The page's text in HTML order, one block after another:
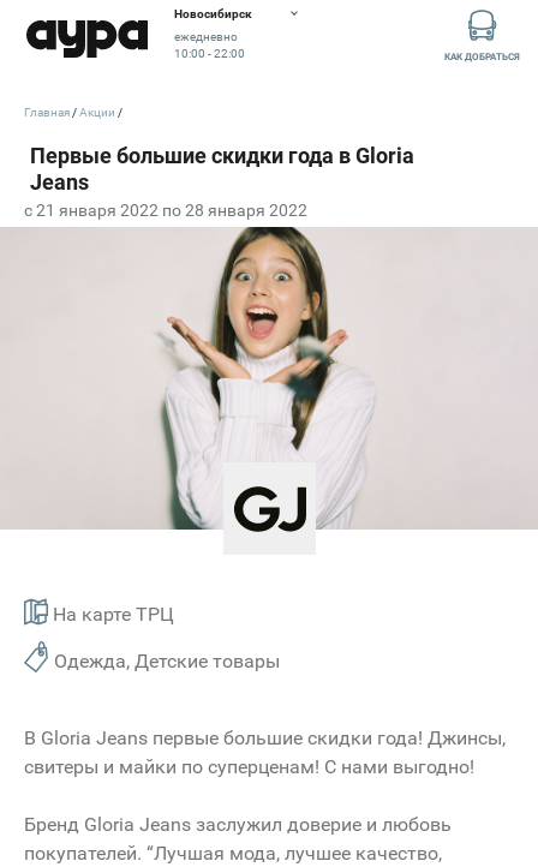
Новосибирск
ежедневно
10:00 - 22:00
КАК ДОБРАТЬСЯ
c 21 января 2022 по 28 января 2022
На карте ТРЦ
Одежда, Детские товары
Главная Акции
В Gloria Jeans первые большие скидки года! Джинсы,
свитеры и майки по суперценам! С нами выгодно!
Бренд Gloria Jeans заслужил доверие и любовь
покупателей. “Лучшая мода, лучшее качество,